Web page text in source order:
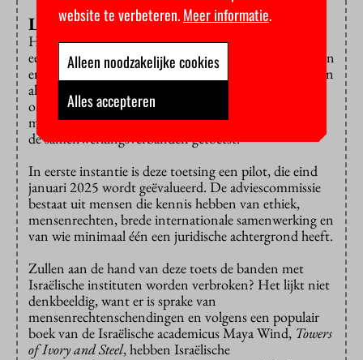
Levend document
Het toetsingskader is niet in marmer gebeiteld, het is
een ‘levend document, dat vatbaar is voor aanvullingen
en verbeteringen’. Al in oktober begint de toetsing van
alle samenwerkingsverbanden die de VU heeft. Maar
omdat ze daarbij alleen kijken naar samenwerkingen
met een financiële relatie, wordt niet 100 procent van
de samenwerkingsverbanden getoetst.
In eerste instantie is deze toetsing een pilot, die eind
januari 2025 wordt geëvalueerd. De adviescommissie
bestaat uit mensen die kennis hebben van ethiek,
mensenrechten, brede internationale samenwerking en
van wie minimaal één een juridische achtergrond heeft.
Zullen aan de hand van deze toets de banden met
Israëlische instituten worden verbroken? Het lijkt niet
denkbeeldig, want er is sprake van
mensenrechtenschendingen en volgens een populair
boek van de Israëlische academicus Maya Wind, Towers
of Ivory and Steel, hebben Israëlische
website te verbeteren.Meer informatie.
Alleen noodzakelijke cookies
Alles accepteren